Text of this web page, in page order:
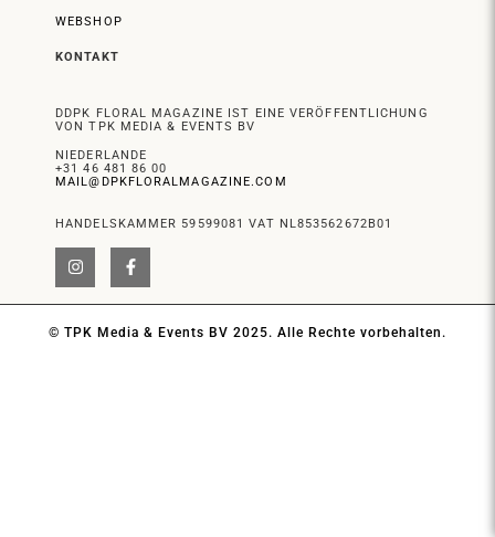
WEBSHOP
KONTAKT
DDPK FLORAL MAGAZINE IST EINE VERÖFFENTLICHUNG
VON TPK MEDIA & EVENTS BV
NIEDERLANDE
+31 46 481 86 00
MAIL@DPKFLORALMAGAZINE.COM
HANDELSKAMMER 59599081 VAT NL853562672B01
© TPK Media & Events BV 2025. Alle Rechte vorbehalten.